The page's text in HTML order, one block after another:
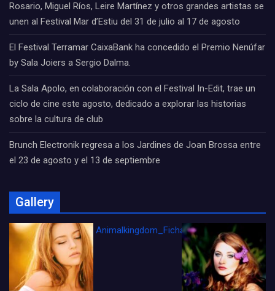
Rosario, Miguel Ríos, Leire Martínez y otros grandes artistas se
unen al Festival Mar d’Estiu del 31 de julio al 17 de agosto
El Festival Terramar CaixaBank ha concedido el Premio Nenúfar
by Sala Joiers a Sergio Dalma.
La Sala Apolo, en colaboración con el Festival In-Edit, trae un
ciclo de cine este agosto, dedicado a explorar las historias
sobre la cultura de club
Brunch Electronik regresa a los Jardines de Joan Brossa entre
el 23 de agosto y el 13 de septiembre
Gallery
Animalkingdom_FichaCine